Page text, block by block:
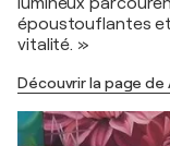
époustouflantes
vitalité. »
Découvrir la page de